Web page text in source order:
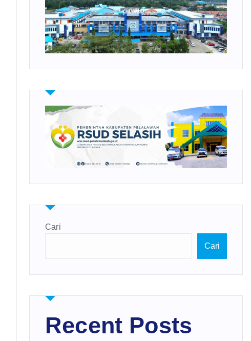
Cari
Cari
Recent Posts